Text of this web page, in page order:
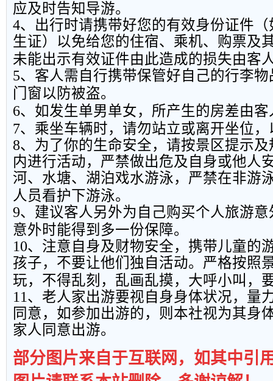
应及时告知导游。
4、出行时请携带好您的有效身份证件
生证）以免给您的住宿、乘机、购票及
未能出示有效证件由此造成的损失由客
5、客人需自行携带保管好自己的行李
门窗以防被盗。
6、如发生单男单女，所产生的房差由客
7、乘坐车辆时，请勿站立或离开坐位
8、为了你的生命安全，请按景区提示
内进行活动，严禁做出危及自身或他人
河、水塘、湖泊戏水游泳，严禁在非游
人员看护下游泳。
9、建议客人另外为自己购买个人旅游
意外时能得到多一份保障。
10、注意自身及财物安全，携带儿童的
孩子，不要让他们独自活动。严格按照
玩，不得乱刻，乱画乱摸，大呼小叫，
11、老人家出游要视自身身体状况，量
同意，如参加出游的，则本社视为其身
家人同意出游。
部分图片来自于互联网，如其中引